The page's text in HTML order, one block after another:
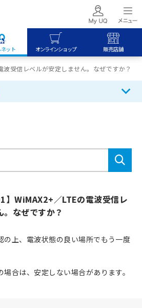
ット オンラインショップ 販売店舗
の方
プ
波受信レベルが安定しません。なぜですか？
】WiMAX2+／LTEの電波受信レ
なぜですか？
の上、電波状態の良い場所でもう一度
合は、安定しない場合があります。